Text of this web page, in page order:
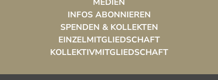
INFOS ABONNIEREN
SPENDEN & KOLLEKTEN
EINZELMITGLIEDSCHAFT
KOLLEKTIVMITGLIEDSCHAFT